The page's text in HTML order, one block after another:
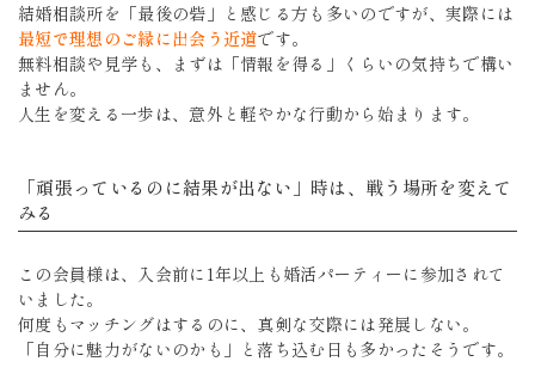
結婚相談所を「最後の砦」と感じる方も多いのですが、実際には
最短で理想のご縁に出会う近道です。
無料相談や見学も、まずは「情報を得る」くらいの気持ちで構い
ません。
人生を変える一歩は、意外と軽やかな行動から始まります。
「頑張っているのに結果が出ない」時は、戦う場所を変えて
みる
この会員様は、入会前に1年以上も婚活パーティーに参加されて
いました。
何度もマッチングはするのに、真剣な交際には発展しない。
「自分に魅力がないのかも」と落ち込む日も多かったそうです。